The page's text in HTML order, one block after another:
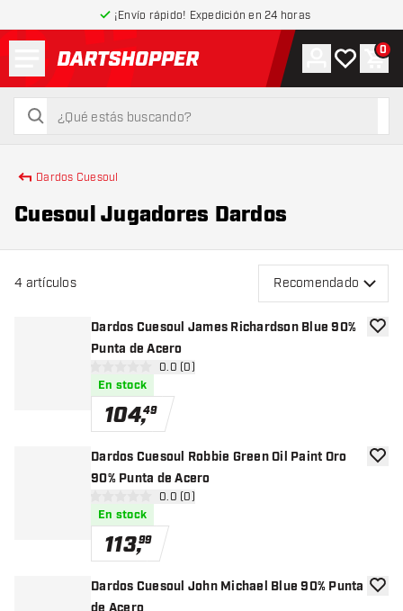
¡Envío rápido! Expedición en 24 horas
volver a la página de inicio
buscar
buscar
Cuenta
Mi lista de
0
Dardos Cuesoul
Cuesoul Jugadores Dardos
4 artículos Recomendado
Dardos Cuesoul James Richardson Blue 90%
Punta de Acero
abrir panel de reseñas
0 estrellas de puntuación
0.0 (0)
En stock
104,49
Dardos Cuesoul Robbie Green Oil Paint Oro
90% Punta de Acero
abrir panel de reseñas
0 estrellas de puntuación
0.0 (0)
En stock
113,99
Dardos Cuesoul John Michael Blue 90% Punta